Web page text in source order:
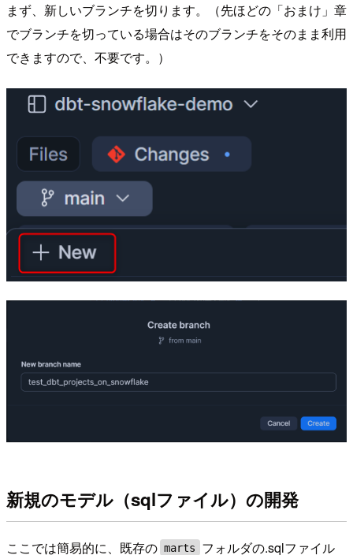
まず、新しいブランチを切ります。（先ほどの「おまけ」章
でブランチを切っている場合はそのブランチをそのまま利用
できますので、不要です。）
新規のモデル（sqlファイル）の開発
ここでは簡易的に、既存の marts フォルダの.sqlファイル